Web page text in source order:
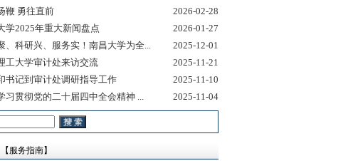
鞭 勇往直前
2026-02-28
学2025年重大新闻盘点
2026-01-27
、科研兴、服务实！南昌大学为全...
2025-12-01
工大学审计处来访交流
2025-11-21
书记到审计处调研指导工作
2025-11-10
习贯彻党的二十届四中全会精神 ...
2025-11-04
务指南】